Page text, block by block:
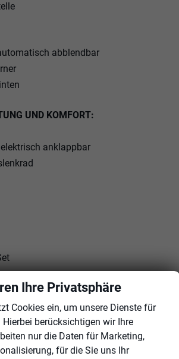
abblendbar
UND KOMFORT:
anklappbar
Mittelarmlehne
Klimaautomatik
Ihre Privatsphäre
Cookies ein, um unsere Dienste für
berücksichtigen wir Ihre
nur die Daten für Marketing,
für die Sie uns Ihr